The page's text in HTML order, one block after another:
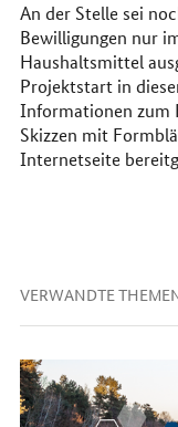
An der Stelle sei
Bewilligungen nur
Haushaltsmittel
Projektstart in
Informationen zum
Skizzen mit
Internetseite
VERWANDTE